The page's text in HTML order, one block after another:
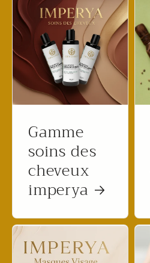
Gamme
soins des
cheveux
imperya